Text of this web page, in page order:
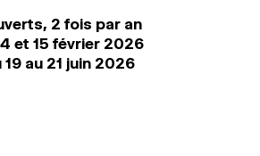
2 fois par an
et 15 février 2026
19 au 21 juin 2026